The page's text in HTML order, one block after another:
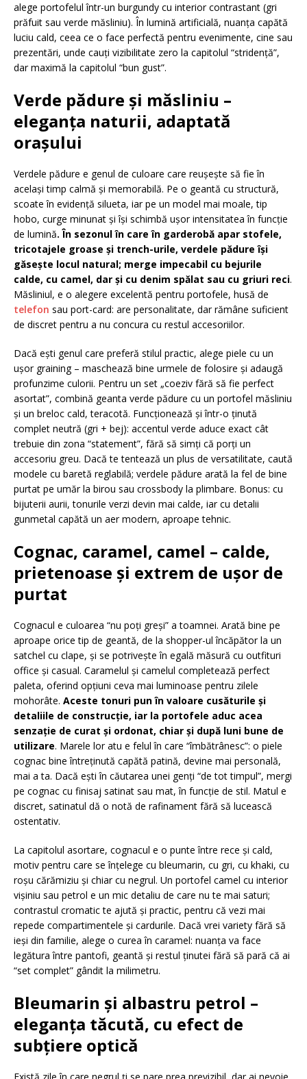
alege portofelul într-un burgundy cu interior contrastant (gri
prăfuit sau verde măsliniu). În lumină artificială, nuanța capătă
luciu cald, ceea ce o face perfectă pentru evenimente, cine sau
prezentări, unde cauți vizibilitate zero la capitolul “stridență”,
dar maximă la capitolul “bun gust”.
Verde pădure și măsliniu –
eleganța naturii, adaptată
orașului
Verdele pădure e genul de culoare care reușește să fie în
același timp calmă și memorabilă. Pe o geantă cu structură,
scoate în evidență silueta, iar pe un model mai moale, tip
hobo, curge minunat și își schimbă ușor intensitatea în funcție
de lumină. În sezonul în care în garderobă apar stofele,
tricotajele groase și trench-urile, verdele pădure își
găsește locul natural; merge impecabil cu bejurile
calde, cu camel, dar și cu denim spălat sau cu griuri reci.
Măsliniul, e o alegere excelentă pentru portofele, husă de
telefon sau port-card: are personalitate, dar rămâne suficient
de discret pentru a nu concura cu restul accesoriilor.
Dacă ești genul care preferă stilul practic, alege piele cu un
ușor graining – maschează bine urmele de folosire și adaugă
profunzime culorii. Pentru un set „coeziv fără să fie perfect
asortat”, combină geanta verde pădure cu un portofel măsliniu
și un breloc cald, teracotă. Funcționează și într-o ținută
complet neutră (gri + bej): accentul verde aduce exact cât
trebuie din zona “statement”, fără să simți că porți un
accesoriu greu. Dacă te tentează un plus de versatilitate, caută
modele cu baretă reglabilă; verdele pădure arată la fel de bine
purtat pe umăr la birou sau crossbody la plimbare. Bonus: cu
bijuterii aurii, tonurile verzi devin mai calde, iar cu detalii
gunmetal capătă un aer modern, aproape tehnic.
Cognac, caramel, camel – calde,
prietenoase și extrem de ușor de
purtat
Cognacul e culoarea “nu poți greși” a toamnei. Arată bine pe
aproape orice tip de geantă, de la shopper-ul încăpător la un
satchel cu clape, și se potrivește în egală măsură cu outfituri
office și casual. Caramelul și camelul completează perfect
paleta, oferind opțiuni ceva mai luminoase pentru zilele
mohorâte. Aceste tonuri pun în valoare cusăturile și
detaliile de construcție, iar la portofele aduc acea
senzație de curat și ordonat, chiar și după luni bune de
utilizare. Marele lor atu e felul în care “îmbătrânesc”: o piele
cognac bine întreținută capătă patină, devine mai personală,
mai a ta. Dacă ești în căutarea unei genți “de tot timpul”, mergi
pe cognac cu finisaj satinat sau mat, în funcție de stil. Matul e
discret, satinatul dă o notă de rafinament fără să lucească
ostentativ.
La capitolul asortare, cognacul e o punte între rece și cald,
motiv pentru care se înțelege cu bleumarin, cu gri, cu khaki, cu
roșu cărămiziu și chiar cu negrul. Un portofel camel cu interior
vișiniu sau petrol e un mic detaliu de care nu te mai saturi;
contrastul cromatic te ajută și practic, pentru că vezi mai
repede compartimentele și cardurile. Dacă vrei variety fără să
ieși din familie, alege o curea în caramel: nuanța va face
legătura între pantofi, geantă și restul ținutei fără să pară că ai
“set complet” gândit la milimetru.
Bleumarin și albastru petrol –
eleganța tăcută, cu efect de
subțiere optică